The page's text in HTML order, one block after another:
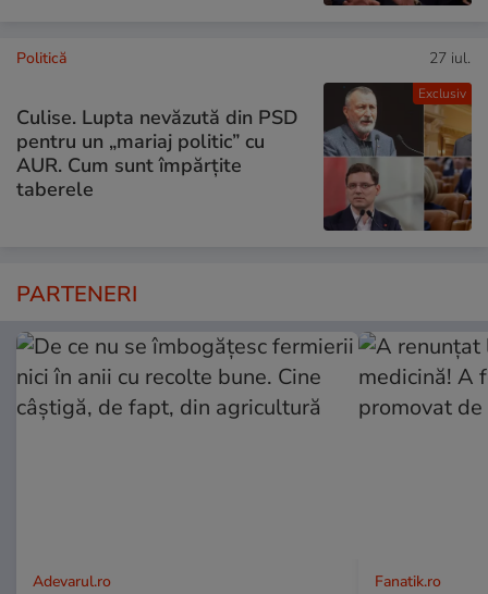
Exclusiv
Politică 27 iul.
Culise. Lupta nevăzută din PSD
pentru un „mariaj politic” cu
AUR. Cum sunt împărțite
taberele
PARTENERI
Adevarul.ro Fanatik.ro